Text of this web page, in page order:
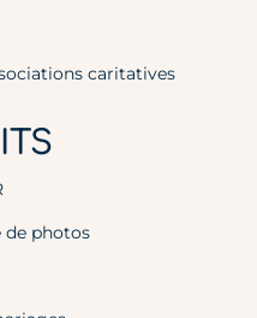
caritatives
photos